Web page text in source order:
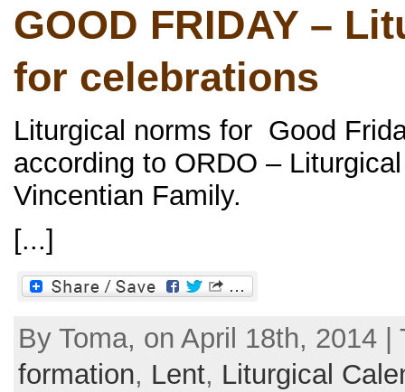
GOOD FRIDAY –
for celebrations
Liturgical norms for Good
according to ORDO –
Vincentian Family.
[...]
By Toma, on April 18th, 2014
formation, Lent, Liturgical